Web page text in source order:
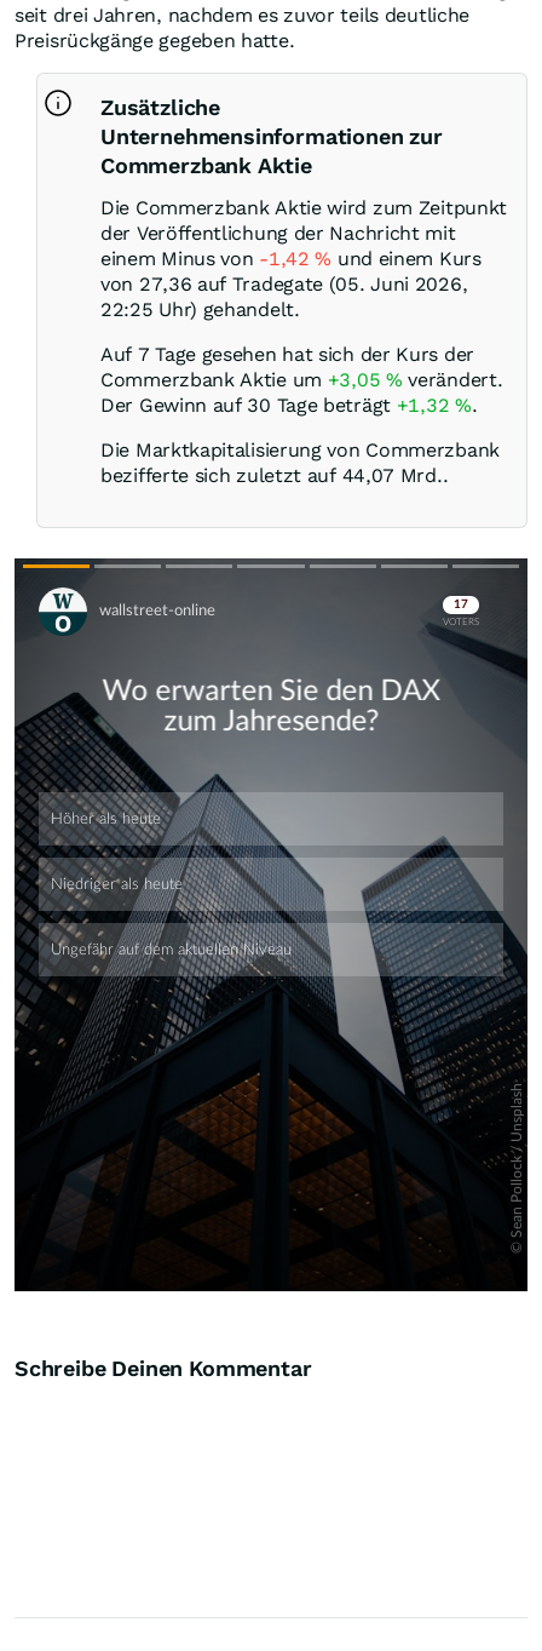
seit drei Jahren, nachdem es zuvor teils deutliche
Preisrückgänge gegeben hatte.
Zusätzliche
Unternehmensinformationen zur
Commerzbank Aktie
Die Commerzbank Aktie wird zum Zeitpunkt
der Veröffentlichung der Nachricht mit
einem Minus von -1,42% und einem Kurs
von 27,36 auf Tradegate (05. Juni 2026,
22:25 Uhr) gehandelt.
Auf 7 Tage gesehen hat sich der Kurs der
Commerzbank Aktie um +3,05 % verändert.
Der Gewinn auf 30 Tage beträgt +1,32 %.
Die Marktkapitalisierung von Commerzbank
bezifferte sich zuletzt auf 44,07 Mrd..
Skip
Skip
Schreibe Deinen Kommentar